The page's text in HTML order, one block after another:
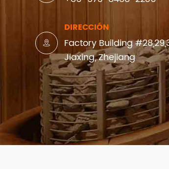

DIRECCIÓN
Factory Building
Jiaxing, Zhejiang